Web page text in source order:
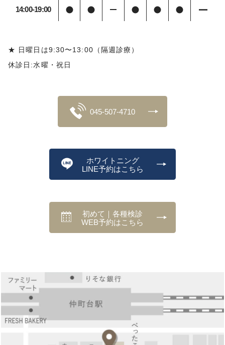
14:00-19:00
★ 日曜日は9:30〜13:00（隔週診療）
休診日:水曜・祝日
045-507-4710
ホワイトニング
LINE予約はこちら
初めて｜各種検診
WEB予約はこちら